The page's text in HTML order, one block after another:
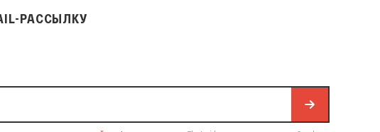
РАССЫЛКУ